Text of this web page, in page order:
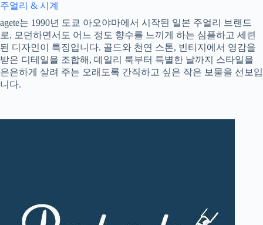
주얼리 & 시계
agete는 1990년 도쿄 아오야마에서 시작된 일본 주얼리 브랜드
로, 모던하면서도 어느 정도 향수를 느끼게 하는 심플하고 세련
된 디자인이 특징입니다. 골드와 천연 스톤, 빈티지에서 영감을
받은 디테일을 조합해, 데일리 룩부터 특별한 날까지 스타일을
은은하게 살려 주는 오래도록 간직하고 싶은 작은 보물을 선보입
니다.